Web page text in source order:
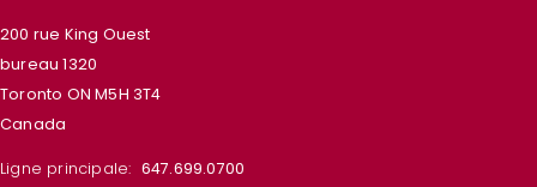
200 rue King Ouest
bureau 1320
Toronto ON M5H 3T4
Canada
Ligne principale: 647.699.0700